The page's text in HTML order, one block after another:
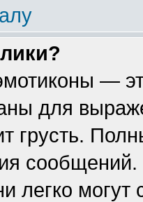
—
для
грусть.
сообщений.
легко